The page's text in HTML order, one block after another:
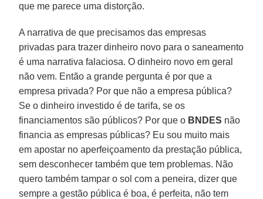
que me parece uma distorção.
A narrativa de que precisamos das empresas
privadas para trazer dinheiro novo para o saneamento
é uma narrativa falaciosa. O dinheiro novo em geral
não vem. Então a grande pergunta é por que a
empresa privada? Por que não a empresa pública?
Se o dinheiro investido é de tarifa, se os
financiamentos são públicos? Por que o BNDES não
financia as empresas públicas? Eu sou muito mais
em apostar no aperfeiçoamento da prestação pública,
sem desconhecer também que tem problemas. Não
quero também tampar o sol com a peneira, dizer que
sempre a gestão pública é boa, é perfeita, não tem